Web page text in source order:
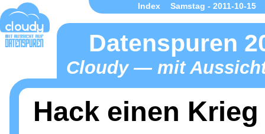
Index Samstag - 2011-10-15
Datenspuren
Cloudy — mit
Hack einen Krieg